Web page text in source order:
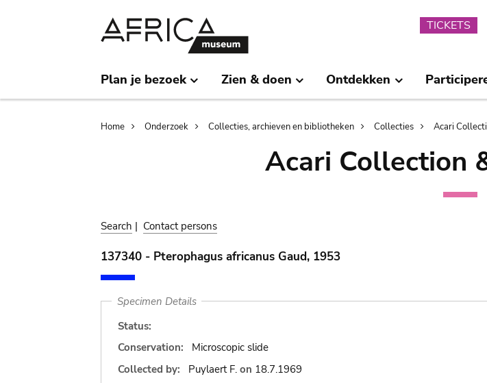
TICKETS
Plan je bezoek Zien & doen Ontdekken
Breadcrumb
Home Onderzoek Collecties, archieven en bibliotheken Collecties Acari
Acari Collection
Search | Contact persons
137340 - Pterophagus africanus Gaud, 1953
Specimen Details
Status:
Conservation:
Microscopic slide
Collected by:
Puylaert F. on 18.7.1969